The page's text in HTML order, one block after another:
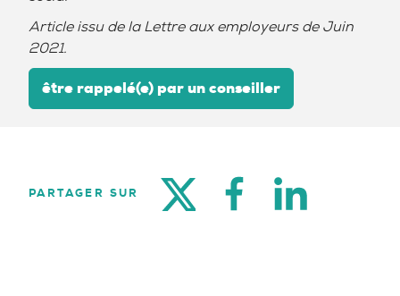
Article issu de la Lettre aux employeurs de Juin
2021.
être rappelé(e) par un conseiller
PARTAGER SUR
TWITTER FACEBOOK